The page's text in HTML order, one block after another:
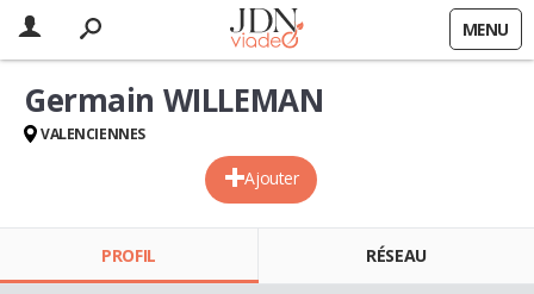
MENU
Ajouter
Germain WILLEMAN
VALENCIENNES
PROFIL RÉSEAU